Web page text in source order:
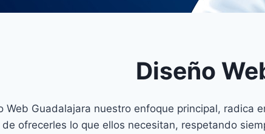
Diseño
Web Guadalajara nuestro enfoque principal,
ofrecerles lo que ellos necesitan, respetando